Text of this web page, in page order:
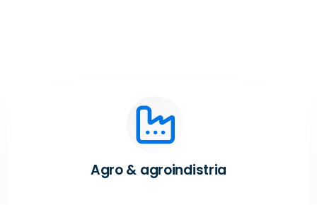
Agro & agroindistria